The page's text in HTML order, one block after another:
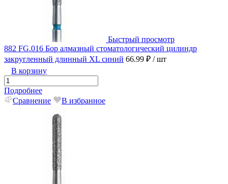
Быстрый просмотр
882 FG.016 Бор алмазный стоматологический цилиндр
закругленный длинный XL синий 66.99 ₽ / шт
В корзину
Подробнее
Сравнение
В избранное